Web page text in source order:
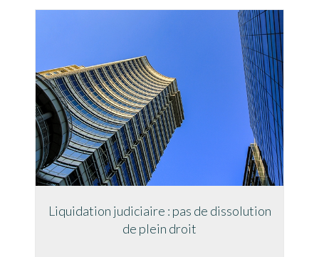
Liquidation judiciaire : pas de dissolution
de plein droit